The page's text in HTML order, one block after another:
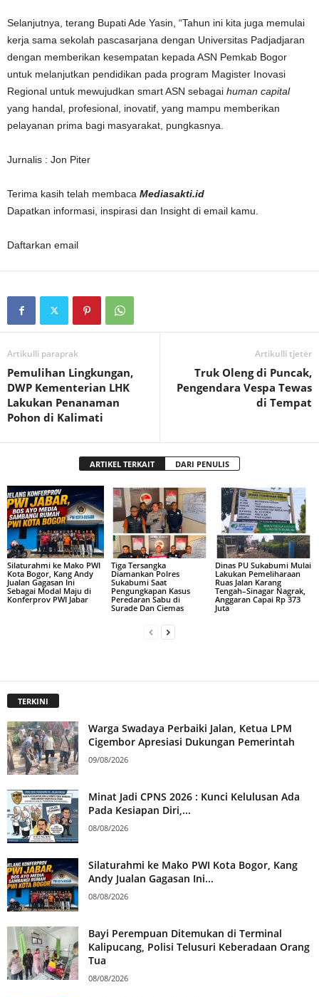
Selanjutnya, terang Bupati Ade Yasin, “Tahun ini kita juga memulai
kerja sama sekolah pascasarjana dengan Universitas Padjadjaran
dengan memberikan kesempatan kepada ASN Pemkab Bogor
untuk melanjutkan pendidikan pada program Magister Inovasi
Regional untuk mewujudkan smart ASN sebagai human capital
yang handal, profesional, inovatif, yang mampu memberikan
pelayanan prima bagi masyarakat, pungkasnya.
Jurnalis : Jon Piter
Terima kasih telah membaca Mediasakti.id
Dapatkan informasi, inspirasi dan Insight di email kamu.
Daftarkan email
Artikulli paraprak
Pemulihan Lingkungan,
DWP Kementerian LHK
Lakukan Penanaman
Pohon di Kalimati
Artikulli tjetër
Truk Oleng di Puncak,
Pengendara Vespa Tewas
di Tempat
ARTIKEL TERKAIT DARI PENULIS
Silaturahmi ke Mako PWI
Kota Bogor, Kang Andy
Jualan Gagasan Ini
Sebagai Modal Maju di
Konferprov PWI Jabar
Tiga Tersangka
Diamankan Polres
Sukabumi Saat
Pengungkapan Kasus
Peredaran Sabu di
Surade Dan Ciemas
Dinas PU Sukabumi Mulai
Lakukan Pemeliharaan
Ruas Jalan Karang
Tengah–Sinagar Nagrak,
Anggaran Capai Rp 373
Juta
TERKINI
Warga Swadaya Perbaiki Jalan, Ketua LPM
Cigembor Apresiasi Dukungan Pemerintah
09/08/2026
Minat Jadi CPNS 2026 : Kunci Kelulusan Ada
Pada Kesiapan Diri,...
08/08/2026
Silaturahmi ke Mako PWI Kota Bogor, Kang
Andy Jualan Gagasan Ini...
08/08/2026
Bayi Perempuan Ditemukan di Terminal
Kalipucang, Polisi Telusuri Keberadaan Orang
Tua
08/08/2026